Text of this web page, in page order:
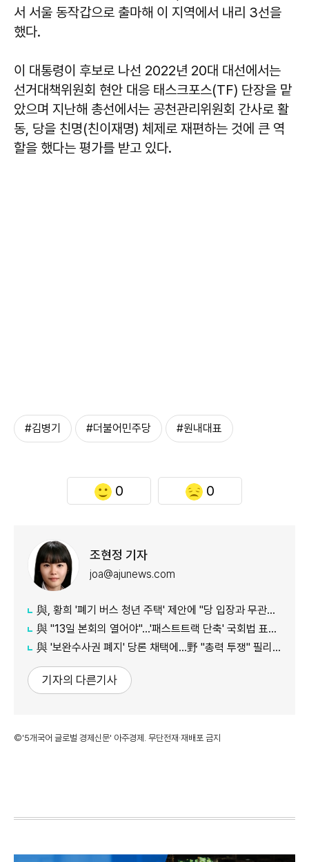
서 서울 동작갑으로 출마해 이 지역에서 내리 3선을
했다.
이 대통령이 후보로 나선 2022년 20대 대선에서는
선거대책위원회 현안 대응 태스크포스(TF) 단장을 맡
았으며 지난해 총선에서는 공천관리위원회 간사로 활
동, 당을 친명(친이재명) 체제로 재편하는 것에 큰 역
할을 했다는 평가를 받고 있다.
#김병기 #더불어민주당 #원내대표
0 0
조현정 기자
joa@ajunews.com
與, 황희 '폐기 버스 청년 주택' 제안에 "당 입장과 무관…개인 의견"
與 "13일 본회의 열어야"…'패스트트랙 단축' 국회법 표결 추진
與 '보완수사권 폐지' 당론 채택에…野 "총력 투쟁" 필리버스터 예고
기자의 다른기사
©'5개국어 글로벌 경제신문' 아주경제. 무단전재·재배포 금지